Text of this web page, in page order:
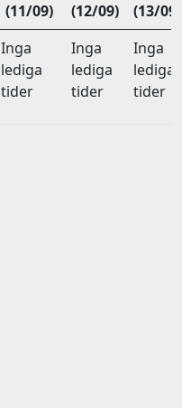
(11/09)
(12/09)
(13/09)
Inga
lediga
tider
Inga
lediga
tider
Inga
lediga
tider